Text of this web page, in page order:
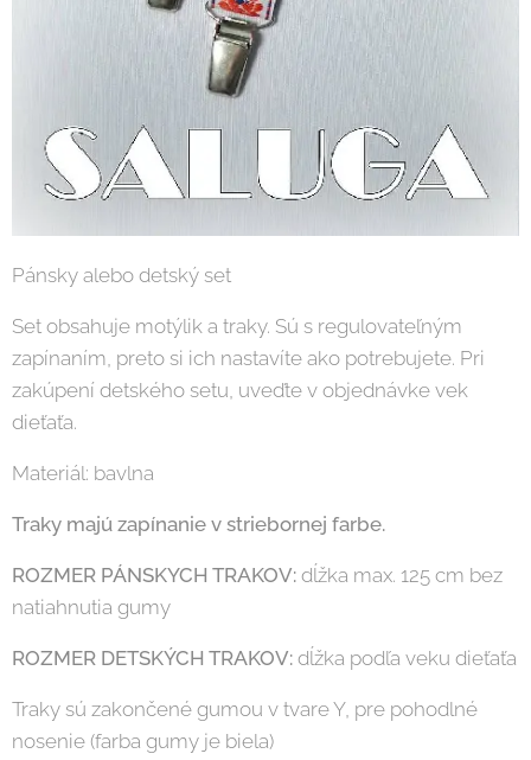
Pánsky alebo detský set
Set obsahuje motýlik a traky. Sú s regulovateľným
zapínaním, preto si ich nastavíte ako potrebujete. Pri
zakúpení detského setu, uveďte v objednávke vek
dieťaťa.
Materiál: bavlna
Traky majú zapínanie v striebornej farbe.
ROZMER PÁNSKYCH TRAKOV: dĺžka max. 125 cm bez
natiahnutia gumy
ROZMER DETSKÝCH TRAKOV: dĺžka podľa veku dieťaťa
Traky sú zakončené gumou v tvare Y, pre pohodlné
nosenie (farba gumy je biela)